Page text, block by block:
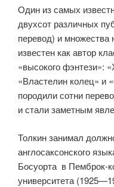
Один из самых
двухсот различных
перевод) и
известен как автор
«высокого фэнтези»:
«Властелин колец» и
породили сотни
и стали заметным
Толкин занимал
англосаксонского
Босуорта в Пемброк-
университета